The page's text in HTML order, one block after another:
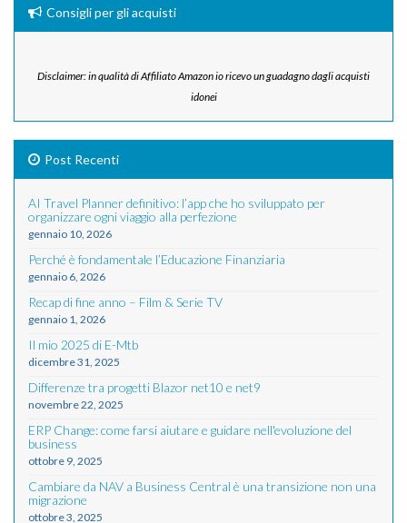
Consigli per gli acquisti
Disclaimer: in qualità di Affiliato Amazon io ricevo un guadagno dagli acquisti
idonei
Post Recenti
AI Travel Planner definitivo: l’app che ho sviluppato per
organizzare ogni viaggio alla perfezione
gennaio 10, 2026
Perché è fondamentale l’Educazione Finanziaria
gennaio 6, 2026
Recap di fine anno – Film & Serie TV
gennaio 1, 2026
Il mio 2025 di E-Mtb
dicembre 31, 2025
Differenze tra progetti Blazor net10 e net9
novembre 22, 2025
ERP Change: come farsi aiutare e guidare nell'evoluzione del
business
ottobre 9, 2025
Cambiare da NAV a Business Central è una transizione non una
migrazione
ottobre 3, 2025